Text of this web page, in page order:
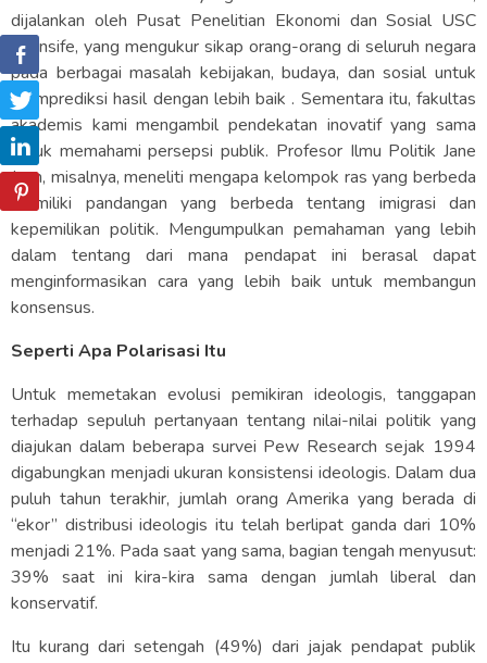
dijalankan oleh Pusat Penelitian Ekonomi dan Sosial USC
Dornsife, yang mengukur sikap orang-orang di seluruh negara
pada berbagai masalah kebijakan, budaya, dan sosial untuk
memprediksi hasil dengan lebih baik . Sementara itu, fakultas
akademis kami mengambil pendekatan inovatif yang sama
untuk memahami persepsi publik. Profesor Ilmu Politik Jane
Junn, misalnya, meneliti mengapa kelompok ras yang berbeda
memiliki pandangan yang berbeda tentang imigrasi dan
kepemilikan politik. Mengumpulkan pemahaman yang lebih
dalam tentang dari mana pendapat ini berasal dapat
menginformasikan cara yang lebih baik untuk membangun
konsensus.
Seperti Apa Polarisasi Itu
Untuk memetakan evolusi pemikiran ideologis, tanggapan
terhadap sepuluh pertanyaan tentang nilai-nilai politik yang
diajukan dalam beberapa survei Pew Research sejak 1994
digabungkan menjadi ukuran konsistensi ideologis. Dalam dua
puluh tahun terakhir, jumlah orang Amerika yang berada di
“ekor” distribusi ideologis itu telah berlipat ganda dari 10%
menjadi 21%. Pada saat yang sama, bagian tengah menyusut:
39% saat ini kira-kira sama dengan jumlah liberal dan
konservatif.
Itu kurang dari setengah (49%) dari jajak pendapat publik